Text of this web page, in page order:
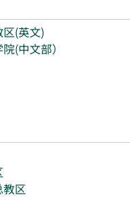
(英文)
(中文部）
区